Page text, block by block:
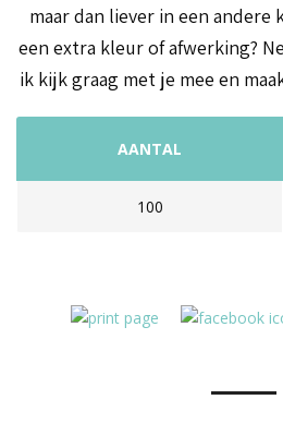
maar dan liever in een andere
een extra kleur of afwerking?
ik kijk graag met je mee en
AANTAL
100